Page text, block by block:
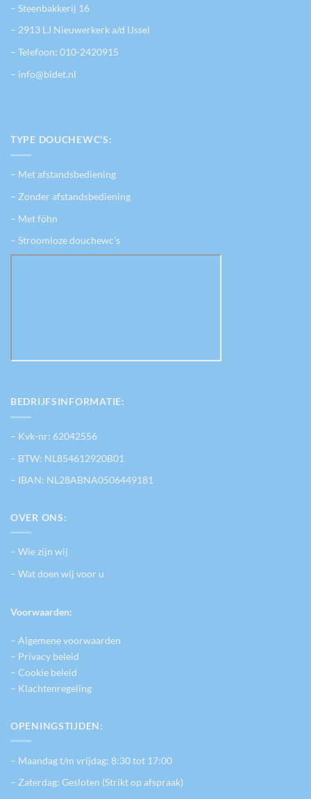
– Steenbakkerij 16
– 2913 LJ Nieuwerkerk a/d IJssel
– Telefoon: 010-2420915
– info@bidet.nl
TYPE DOUCHEWC’S:
– Met afstandsbediening
– Zonder afstandsbediening
– Met föhn
– Stroomloze douchewc’s
BEDRIJFSINFORMATIE:
– Kvk-nr: 62042556
– BTW: NL854612920B01
– IBAN: NL28ABNA0506449181
OVER ONS:
– Wie zijn wij
– Wat doen wij voor u
Voorwaarden:
– Algemene voorwaarden
– Privacy beleid
– Cookie beleid
– Klachtenregeling
OPENINGSTIJDEN:
– Maandag t/m vrijdag: 8:30 tot 17:00
– Zaterdag: Gesloten (Strikt op afspraak)